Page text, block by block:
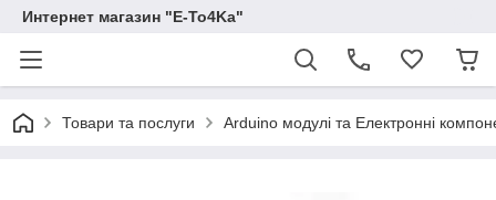
Интернет магазин "E-To4Ka"
Товари та послуги Arduino модулі та Електронні